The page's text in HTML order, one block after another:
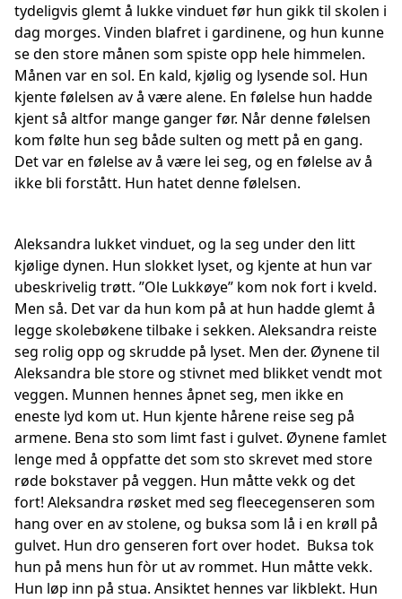
tydeligvis glemt å lukke vinduet før hun gikk til skolen i
dag morges. Vinden blafret i gardinene, og hun kunne
se den store månen som spiste opp hele himmelen.
Månen var en sol. En kald, kjølig og lysende sol. Hun
kjente følelsen av å være alene. En følelse hun hadde
kjent så altfor mange ganger før. Når denne følelsen
kom følte hun seg både sulten og mett på en gang.
Det var en følelse av å være lei seg, og en følelse av å
ikke bli forstått. Hun hatet denne følelsen.
Aleksandra lukket vinduet, og la seg under den litt
kjølige dynen. Hun slokket lyset, og kjente at hun var
ubeskrivelig trøtt. ”Ole Lukkøye” kom nok fort i kveld.
Men så. Det var da hun kom på at hun hadde glemt å
legge skolebøkene tilbake i sekken. Aleksandra reiste
seg rolig opp og skrudde på lyset. Men der. Øynene til
Aleksandra ble store og stivnet med blikket vendt mot
veggen. Munnen hennes åpnet seg, men ikke en
eneste lyd kom ut. Hun kjente hårene reise seg på
armene. Bena sto som limt fast i gulvet. Øynene famlet
lenge med å oppfatte det som sto skrevet med store
røde bokstaver på veggen. Hun måtte vekk og det
fort! Aleksandra røsket med seg fleecegenseren som
hang over en av stolene, og buksa som lå i en krøll på
gulvet. Hun dro genseren fort over hodet. Buksa tok
hun på mens hun fòr ut av rommet. Hun måtte vekk.
Hun løp inn på stua. Ansiktet hennes var likblekt. Hun